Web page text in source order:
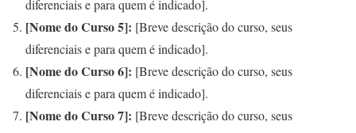
diferenciais e para quem é indicado].
[Nome do Curso 5]: [Breve descrição do curso, seus
diferenciais e para quem é indicado].
[Nome do Curso 6]: [Breve descrição do curso, seus
diferenciais e para quem é indicado].
[Nome do Curso 7]: [Breve descrição do curso, seus